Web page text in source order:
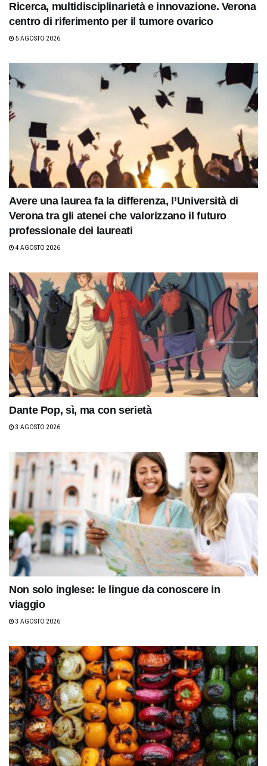
Ricerca, multidisciplinarietà e innovazione. Verona
centro di riferimento per il tumore ovarico
5 AGOSTO 2026
Avere una laurea fa la differenza, l’Università di
Verona tra gli atenei che valorizzano il futuro
professionale dei laureati
4 AGOSTO 2026
Dante Pop, sì, ma con serietà
3 AGOSTO 2026
Non solo inglese: le lingue da conoscere in
viaggio
3 AGOSTO 2026